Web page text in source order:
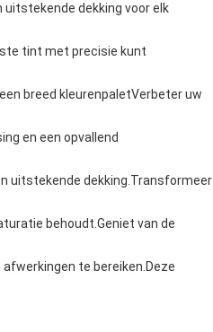
uitstekende dekking voor elk
tint met precisie kunt
breed kleurenpaletVerbeter uw
en een opvallend
uitstekende dekking.Transformeer
behoudt.Geniet van de
te bereiken.Deze